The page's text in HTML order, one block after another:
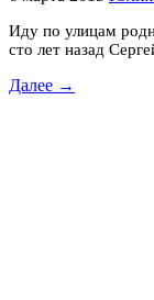
Иду по улицам
сто лет назад
Далее →